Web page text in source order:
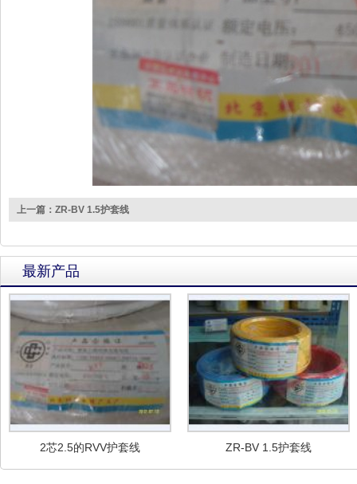
上一篇：ZR-BV 1.5护套线
最新产品
2芯2.5的RVV护套线 ZR-BV 1.5护套线